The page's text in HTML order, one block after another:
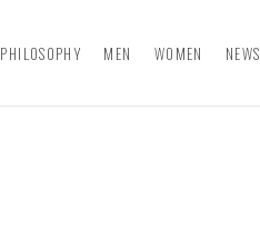
PHILOSOPHY MEN WOMEN NEWS